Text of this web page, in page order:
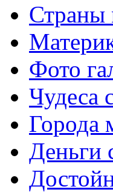
Страны
Фото
Чудеса
Города
Деньги